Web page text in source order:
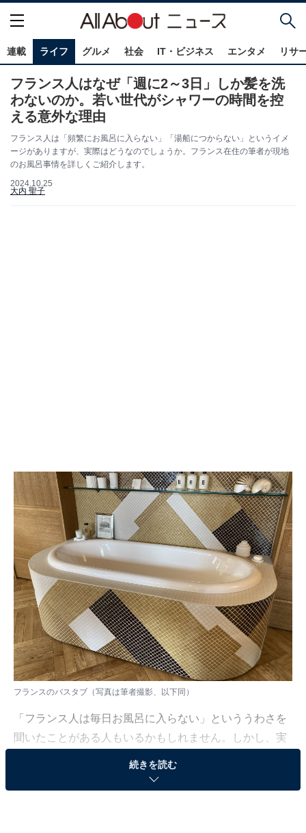
連載 ライフ グルメ 社会 IT・ビジネス エンタメ リサ
フランス人はなぜ「週に2～3日」しか髪を洗
わないのか。若い世代がシャワーの時間を控
える意外な理由
フランス人は「頻繁にお風呂に入らない」「湯船につからない」というイメ
ージがありますが、実際はどうなのでしょうか。フランス在住の筆者が現地
のお風呂事情を詳しくご紹介します。
2024.10.25
大内 聖子
フランスのバスタブ（写真は筆者撮影、以下同）
「フランス人は毎日お風呂に入らない」といううわさを
聞いたことがある人もいるかもしれません。しかし、実
際のところはフランス人も清潔さを大切にしています。
ただ日本のように「湯船に浸かる文化がない」のは事
続きを読む